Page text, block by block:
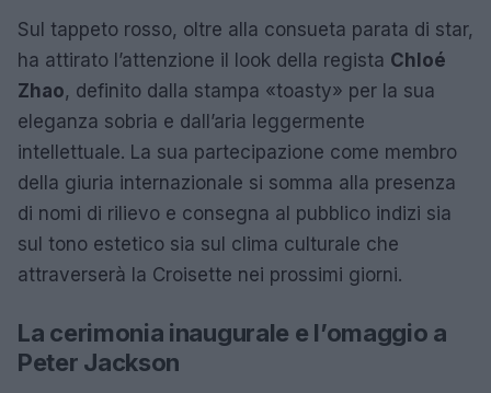
Sul tappeto rosso, oltre alla consueta parata di star,
ha attirato l’attenzione il look della regista Chloé
Zhao, definito dalla stampa «toasty» per la sua
eleganza sobria e dall’aria leggermente
intellettuale. La sua partecipazione come membro
della giuria internazionale si somma alla presenza
di nomi di rilievo e consegna al pubblico indizi sia
sul tono estetico sia sul clima culturale che
attraverserà la Croisette nei prossimi giorni.
La cerimonia inaugurale e l’omaggio a
Peter Jackson